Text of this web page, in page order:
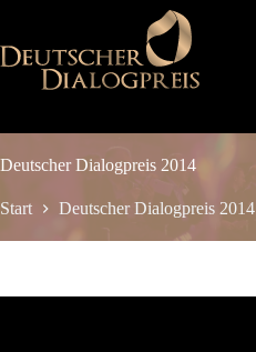
springen
Deutscher Dialogpreis 2014
Start Deutscher Dialogpreis 2014